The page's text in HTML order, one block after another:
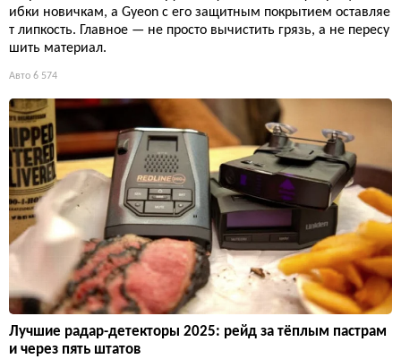
ибки новичкам, а Gyeon с его защитным покрытием оставляе
т липкость. Главное — не просто вычистить грязь, а не пересу
шить материал.
Авто 6 574
Лучшие радар-детекторы 2025: рейд за тёплым пастрам
и через пять штатов